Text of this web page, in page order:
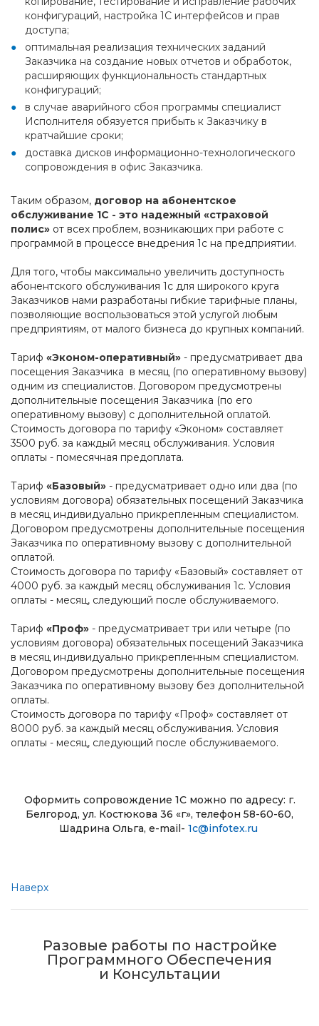
конфигураций, настройка 1С интерфейсов и прав
доступа;
оптимальная реализация технических заданий
Заказчика на создание новых отчетов и обработок,
расширяющих функциональность стандартных
конфигураций;
в случае аварийного сбоя программы специалист
Исполнителя обязуется прибыть к Заказчику в
кратчайшие сроки;
доставка дисков информационно-технологического
сопровождения в офис Заказчика.
Таким образом, договор на абонентское
обслуживание 1С - это надежный «страховой
полис» от всех проблем, возникающих при работе с
программой в процессе внедрения 1с на предприятии.
Для того, чтобы максимально увеличить доступность
абонентского обслуживания 1с для широкого круга
Заказчиков нами разработаны гибкие тарифные планы,
позволяющие воспользоваться этой услугой любым
предприятиям, от малого бизнеса до крупных компаний.
Тариф «Эконом-оперативный» - предусматривает два
посещения Заказчика в месяц (по оперативному вызову)
одним из специалистов. Договором предусмотрены
дополнительные посещения Заказчика (по его
оперативному вызову) с дополнительной оплатой.
Стоимость договора по тарифу «Эконом» составляет
3500 руб. за каждый месяц обслуживания. Условия
оплаты - помесячная предоплата.
Тариф «Базовый» - предусматривает одно или два (по
условиям договора) обязательных посещений Заказчика
в месяц индивидуально прикрепленным специалистом.
Договором предусмотрены дополнительные посещения
Заказчика по оперативному вызову с дополнительной
оплатой.
Стоимость договора по тарифу «Базовый» составляет от
4000 руб. за каждый месяц обслуживания 1с. Условия
оплаты - месяц, следующий после обслуживаемого.
Тариф «Проф» - предусматривает три или четыре (по
условиям договора) обязательных посещений Заказчика
в месяц индивидуально прикрепленным специалистом.
Договором предусмотрены дополнительные посещения
Заказчика по оперативному вызову без дополнительной
оплаты.
Стоимость договора по тарифу «Проф» составляет от
8000 руб. за каждый месяц обслуживания. Условия
оплаты - месяц, следующий после обслуживаемого.
Оформить сопровождение 1С можно по адресу: г.
Белгород, ул. Костюкова 36 «г», телефон 58-60-60,
Шадрина Ольга, e-mail- 1c@infotex.ru
Наверх
Разовые работы по настройке
Программного Обеспечения
и Консультации